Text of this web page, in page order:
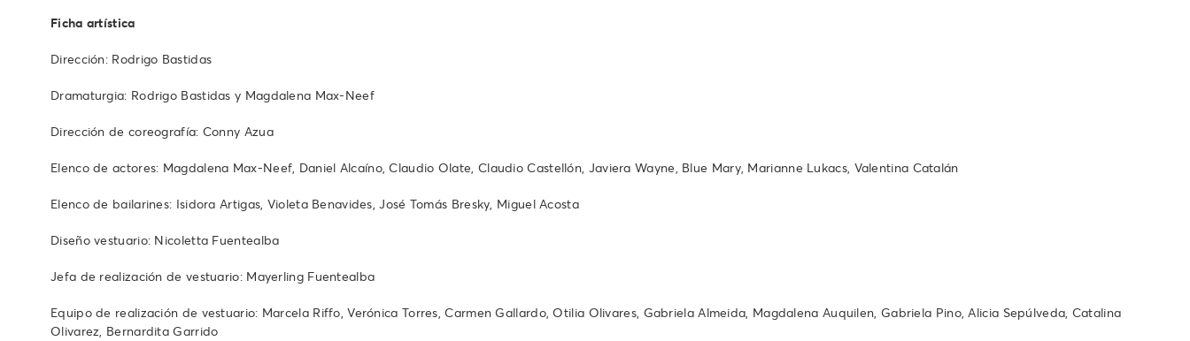
Ficha artística
Dirección: Rodrigo Bastidas
Dramaturgia: Rodrigo Bastidas y Magdalena Max-Neef
Dirección de coreografía: Conny Azua
Elenco de actores: Magdalena Max-Neef, Daniel Alcaíno, Claudio Olate, Claudio Castellón, Javiera Wayne, Blue Mary, Marianne Lukacs, Valentina Catalán
Elenco de bailarines: Isidora Artigas, Violeta Benavides, José Tomás Bresky, Miguel Acosta
Diseño vestuario: Nicoletta Fuentealba
Jefa de realización de vestuario: Mayerling Fuentealba
Equipo de realización de vestuario: Marcela Riffo, Verónica Torres, Carmen Gallardo, Otilia Olivares, Gabriela Almeida, Magdalena Auquilen, Gabriela Pino, Alicia Sepúlveda, Catalina
Olivarez, Bernardita Garrido